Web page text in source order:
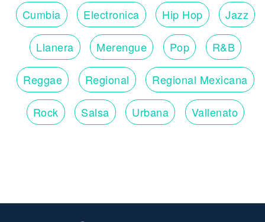
Cumbia Electronica Hip Hop Jazz
Llanera Merengue Pop R&B
Reggae Regional Regional Mexicana
Rock Salsa Urbana Vallenato